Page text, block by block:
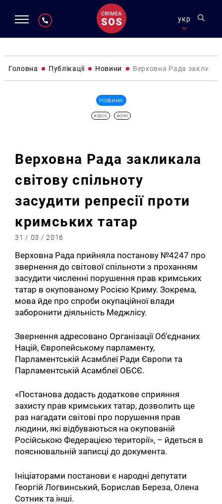
укр
Головна Публікації Новини Верховна Рада
Новини
#ОБСЄ #ООН
Верховна Рада закликала
світову спільноту
засудити репресії проти
кримських татар
31 / 03 / 2016
Верховна Рада прийняла постанову №4247 про
звернення до світової спільноти з проханням
засудити численні порушення прав кримських
татар в окупованому Росією Криму. Зокрема,
мова йде про спроби окупаційної влади
заборонити діяльність Меджлісу.
Звернення адресовано Організації Об’єднаних
Націй, Європейському парламенту,
Парламентській Асамблеї Ради Європи та
Парламентській Асамблеї ОБСЄ.
«Постанова додасть додаткове сприяння
захисту прав кримських татар, дозволить ще
раз нагадати світові про порушення прав
людини, які відбуваються на окупованій
Російською Федерацією території», – йдеться в
пояснювальній записці до документа.
Ініціаторами постанови є народні депутати
Георгій Логвинський, Борислав Береза, Олена
Сотник та інші.